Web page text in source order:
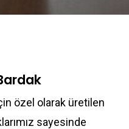
özel olarak üretilen
sayesinde